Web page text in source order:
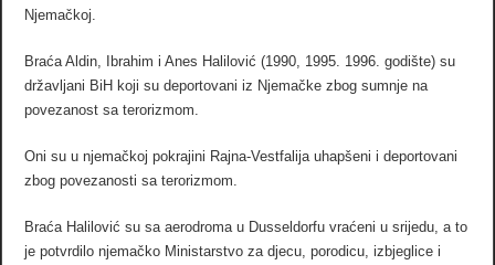
Njemačkoj.
Braća Aldin, Ibrahim i Anes Halilović (1990, 1995. 1996. godište) su
državljani BiH koji su deportovani iz Njemačke zbog sumnje na
povezanost sa terorizmom.
Oni su u njemačkoj pokrajini Rajna-Vestfalija uhapšeni i deportovani
zbog povezanosti sa terorizmom.
Braća Halilović su sa aerodroma u Dusseldorfu vraćeni u srijedu, a to
je potvrdilo njemačko Ministarstvo za djecu, porodicu, izbjeglice i